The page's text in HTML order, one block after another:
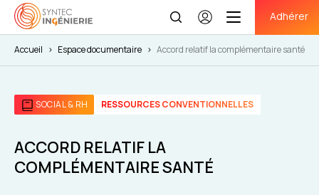
Se
connecter
Adhérer
Accueil > Espace documentaire > Accord relatif la complémentaire santé
SOCIAL & RH RESSOURCES CONVENTIONNELLES
ACCORD RELATIF LA
COMPLÉMENTAIRE SANTÉ